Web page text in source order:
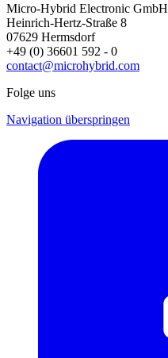
Micro-Hybrid Electronic GmbH
Heinrich-Hertz-Straße 8
07629 Hermsdorf
+49 (0) 36601 592 - 0
contact@microhybrid.com
Folge uns
Navigation überspringen